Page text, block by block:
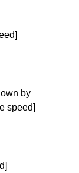
by
speed]